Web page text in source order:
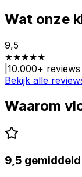
Wat onze
9,5
★★★★★
10.000+ reviews
Bekijk alle
Waarom
9,5 gemiddeld